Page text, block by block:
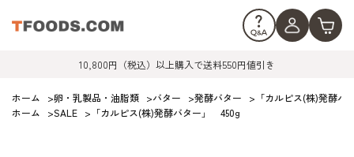
10,800円（税込）以上購入で送料550円値引き
ホーム >卵・乳製品・油脂類 >バター >発酵バター > 「カルピス(株)発酵
ホーム
>SALE > 「カルピス(株)発酵バター」 450g